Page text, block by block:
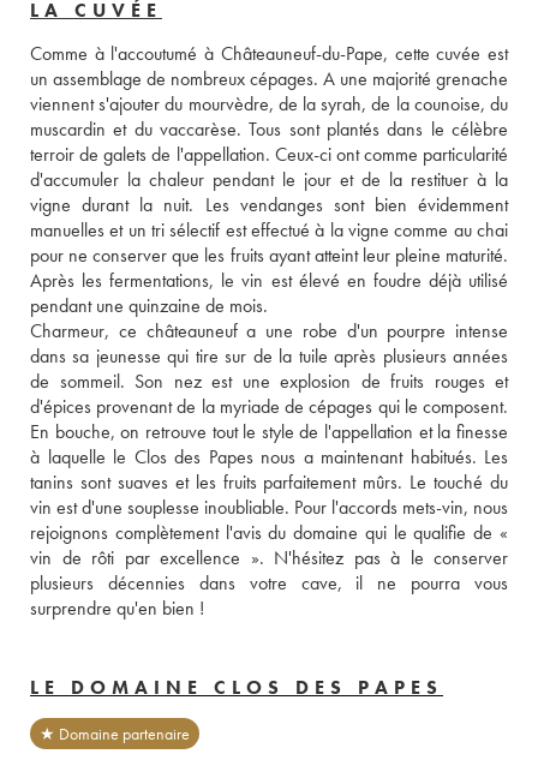
LA CUVÉE
Comme à l'accoutumé à Châteauneuf-du-Pape, cette cuvée est
un assemblage de nombreux cépages. A une majorité grenache
viennent s'ajouter du mourvèdre, de la syrah, de la counoise, du
muscardin et du vaccarèse. Tous sont plantés dans le célèbre
terroir de galets de l'appellation. Ceux-ci ont comme particularité
d'accumuler la chaleur pendant le jour et de la restituer à la
vigne durant la nuit. Les vendanges sont bien évidemment
manuelles et un tri sélectif est effectué à la vigne comme au chai
pour ne conserver que les fruits ayant atteint leur pleine maturité.
Après les fermentations, le vin est élevé en foudre déjà utilisé
pendant une quinzaine de mois.
Charmeur, ce châteauneuf a une robe d'un pourpre intense
dans sa jeunesse qui tire sur de la tuile après plusieurs années
de sommeil. Son nez est une explosion de fruits rouges et
d'épices provenant de la myriade de cépages qui le composent.
En bouche, on retrouve tout le style de l'appellation et la finesse
à laquelle le Clos des Papes nous a maintenant habitués. Les
tanins sont suaves et les fruits parfaitement mûrs. Le touché du
vin est d'une souplesse inoubliable. Pour l'accords mets-vin, nous
rejoignons complètement l'avis du domaine qui le qualifie de «
vin de rôti par excellence ». N'hésitez pas à le conserver
plusieurs décennies dans votre cave, il ne pourra vous
surprendre qu'en bien !
LE DOMAINE CLOS DES PAPES
★ Domaine partenaire